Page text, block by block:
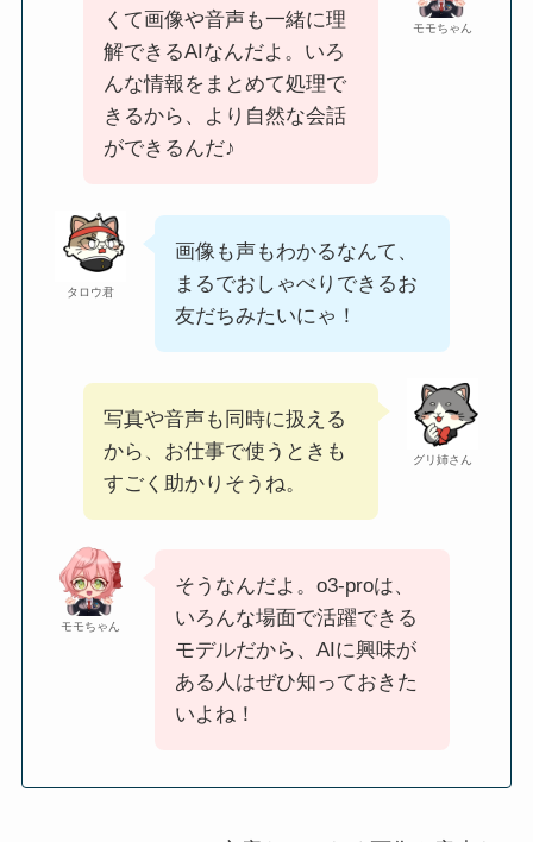
モモちゃん
くて画像や音声も一緒に理
解できるAIなんだよ。いろ
んな情報をまとめて処理で
きるから、より自然な会話
ができるんだ♪
タロウ君
画像も声もわかるなんて、
まるでおしゃべりできるお
友だちみたいにゃ！
グリ姉さん
写真や音声も同時に扱える
から、お仕事で使うときも
すごく助かりそうね。
モモちゃん
そうなんだよ。o3-proは、
いろんな場面で活躍できる
モデルだから、AIに興味が
ある人はぜひ知っておきた
いよね！